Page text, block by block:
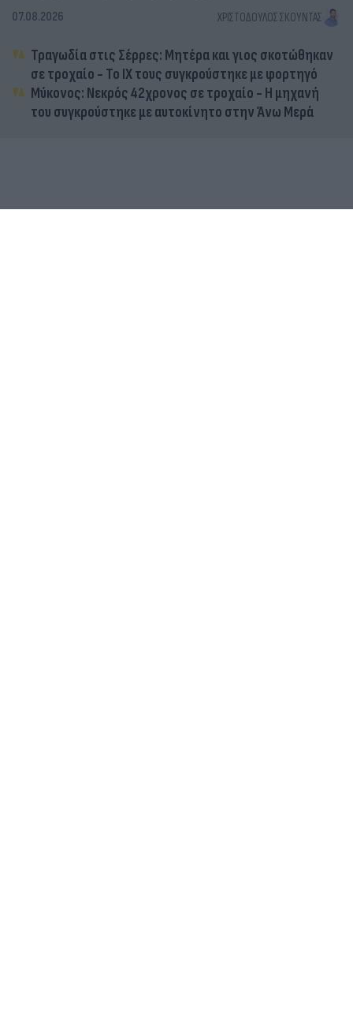
07.08.2026 ΧΡΙΣΤΌΔΟΥΛΟΣ ΣΚΟΎΝΤΑΣ
Τραγωδία στις Σέρρες: Μητέρα και γιος σκοτώθηκαν
σε τροχαίο - Το ΙΧ τους συγκρούστηκε με φορτηγό
Μύκονος: Νεκρός 42χρονος σε τροχαίο - Η μηχανή
του συγκρούστηκε με αυτοκίνητο στην Άνω Μερά